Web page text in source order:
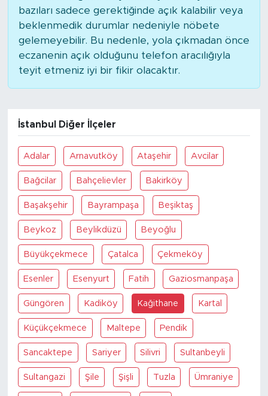
bazıları sadece gerektiğinde açık kalabilir veya
beklenmedik durumlar nedeniyle nöbete
gelemeyebilir. Bu nedenle, yola çıkmadan önce
eczanenin açık olduğunu telefon aracılığıyla
teyit etmeniz iyi bir fikir olacaktır.
İstanbul Diğer İlçeler
Adalar Arnavutköy Ataşehir Avcilar
Bağcilar Bahçelievler Bakirköy
Başakşehir Bayrampaşa Beşiktaş
Beykoz Beylikdüzü Beyoğlu
Büyükçekmece Çatalca Çekmeköy
Esenler Esenyurt Fatih Gaziosmanpaşa
Güngören Kadiköy Kağithane Kartal
Küçükçekmece Maltepe Pendik
Sancaktepe Sariyer Silivri Sultanbeyli
Sultangazi Şile Şişli Tuzla Ümraniye